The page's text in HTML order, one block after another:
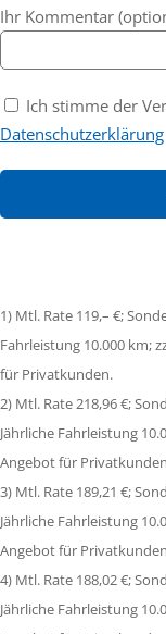
Ihr Kommentar
Ich stimme der
Datenschutzerklärung
1) Mtl. Rate 119,– €;
Fahrleistung 10.000 km;
für Privatkunden.
2) Mtl. Rate 218,96 €;
Jährliche Fahrleistung
Angebot für
3) Mtl. Rate 189,21 €;
Jährliche Fahrleistung
Angebot für
4) Mtl. Rate 188,02 €;
Jährliche Fahrleistung